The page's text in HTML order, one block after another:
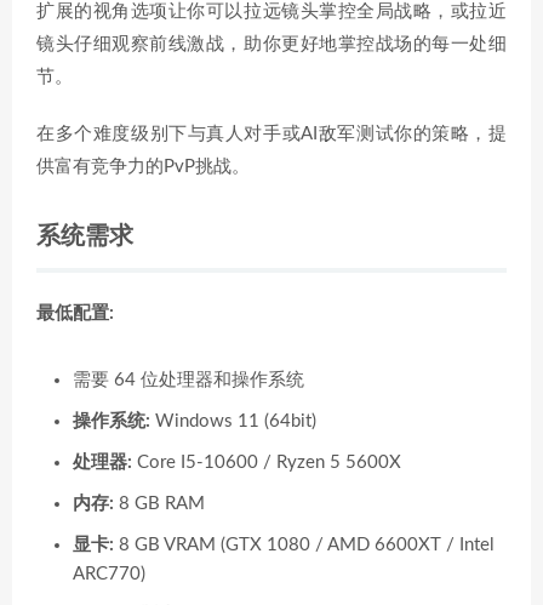
扩展的视角选项让你可以拉远镜头掌控全局战略，或拉近
镜头仔细观察前线激战，助你更好地掌控战场的每一处细
节。
在多个难度级别下与真人对手或AI敌军测试你的策略，提
供富有竞争力的PvP挑战。
系统需求
最低配置:
需要 64 位处理器和操作系统
操作系统: Windows 11 (64bit)
处理器: Core I5-10600 / Ryzen 5 5600X
内存: 8 GB RAM
显卡: 8 GB VRAM (GTX 1080 / AMD 6600XT / Intel
ARC770)